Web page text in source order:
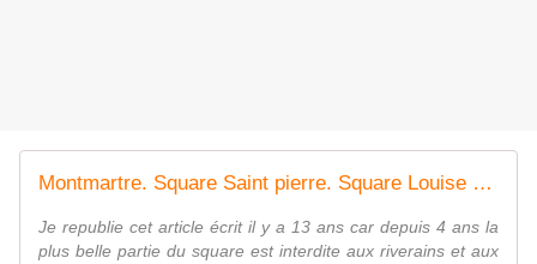
Montmartre. Square Saint pierre. Square Louise Michel. - Montmartre secret
Je republie cet article écrit il y a 13 ans car depuis 4 ans la
plus belle partie du square est interdite aux riverains et aux